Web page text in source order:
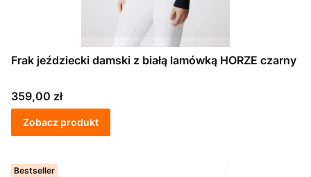
Frak jeździecki damski z białą lamówką HORZE czarny
Cena
359,00 zł
Zobacz produkt
Bestseller